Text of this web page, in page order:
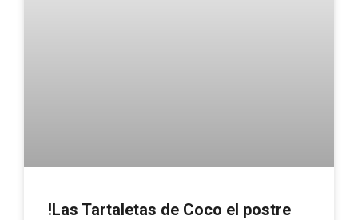
!Las Tartaletas de Coco el postre